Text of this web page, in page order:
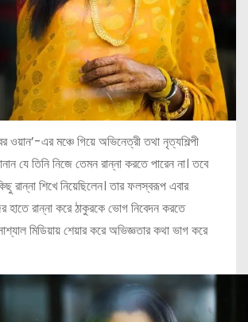
ওয়ান’-এর মঞ্চে গিয়ে অভিনেত্রী তথা নৃত্যশিল্পী
যে তিনি নিজে তেমন রান্না করতে পারেন না। তবে
রান্না শিখে নিয়েছিলেন। তার ফলস্বরূপ এবার
হাতে রান্না করে ঠাকুরকে ভোগ নিবেদন করতে
মিডিয়ায় শেয়ার করে অভিজ্ঞতার কথা ভাগ করে